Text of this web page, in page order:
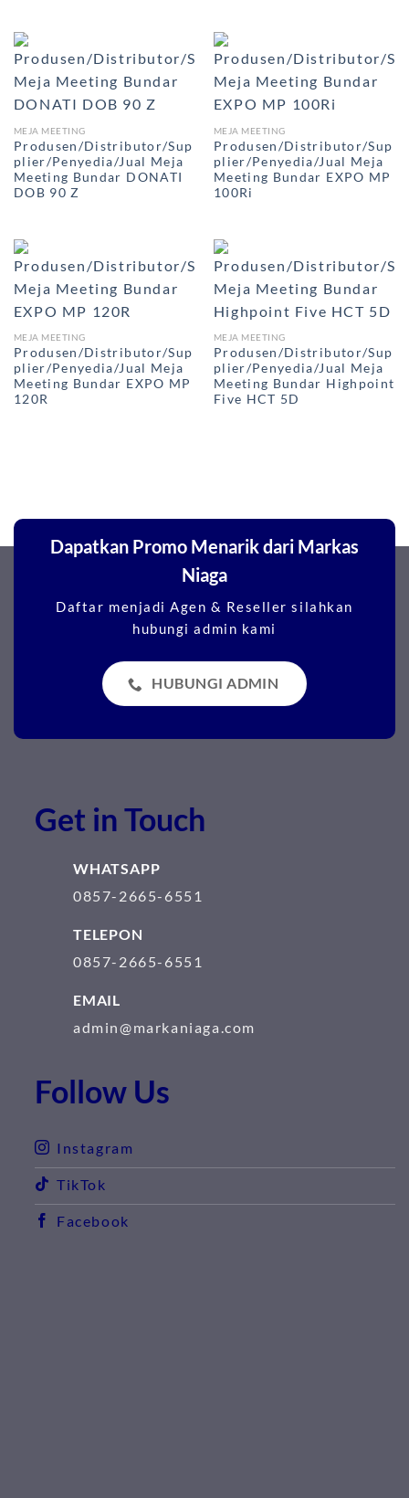
MEJA MEETING
Produsen/Distributor/Sup
plier/Penyedia/Jual Meja
Meeting Bundar DONATI
DOB 90 Z
MEJA MEETING
Produsen/Distributor/Sup
plier/Penyedia/Jual Meja
Meeting Bundar EXPO MP
100Ri
MEJA MEETING
Produsen/Distributor/Sup
plier/Penyedia/Jual Meja
Meeting Bundar EXPO MP
120R
MEJA MEETING
Produsen/Distributor/Sup
plier/Penyedia/Jual Meja
Meeting Bundar Highpoint
Five HCT 5D
Dapatkan Promo Menarik dari Markas
Niaga
Daftar menjadi Agen & Reseller silahkan
hubungi admin kami
HUBUNGI ADMIN
Get in Touch
WHATSAPP
0857-2665-6551
TELEPON
0857-2665-6551
EMAIL
admin@markaniaga.com
Follow Us
Instagram
TikTok
Facebook